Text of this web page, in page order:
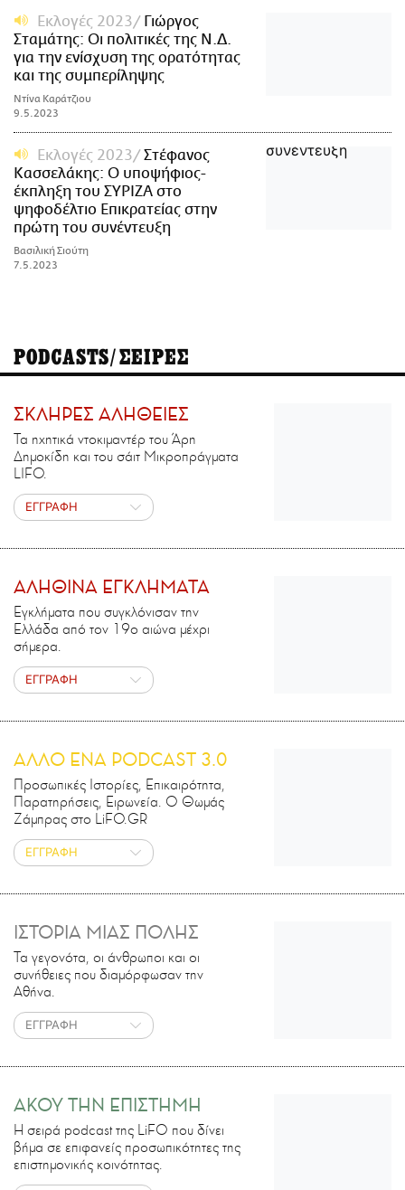
Εκλογές 2023
Γιώργος
Σταμάτης: Οι πολιτικές της Ν.Δ.
για την ενίσχυση της ορατότητας
και της συμπερίληψης
Ντίνα Καράτζιου
9.5.2023
Εκλογές 2023
Στέφανος
Κασσελάκης: Ο υποψήφιος-
έκπληξη του ΣΥΡΙΖΑ στο
ψηφοδέλτιο Επικρατείας στην
πρώτη του συνέντευξη
Βασιλική Σιούτη
7.5.2023
PODCASTS/ΣΕΙΡΕΣ
ΣΚΛΗΡΕΣ ΑΛΗΘΕΙΕΣ
Τα ηχητικά ντοκιμαντέρ του Άρη
Δημοκίδη και του σάιτ Μικροπράγματα
LIFO.
ΕΓΓΡΑΦΗ
ΑΛΗΘΙΝΑ ΕΓΚΛΗΜΑΤΑ
Εγκλήματα που συγκλόνισαν την
Ελλάδα από τον 19ο αιώνα μέχρι
σήμερα.
ΕΓΓΡΑΦΗ
ΑΛΛΟ ΕΝΑ PODCAST 3.0
Προσωπικές Ιστορίες, Επικαιρότητα,
Παρατηρήσεις, Ειρωνεία. Ο Θωμάς
Ζάμπρας στο LiFO.GR
ΕΓΓΡΑΦΗ
ΙΣΤΟΡΙΑ ΜΙΑΣ ΠΟΛΗΣ
Τα γεγονότα, οι άνθρωποι και οι
συνήθειες που διαμόρφωσαν την
Αθήνα.
ΕΓΓΡΑΦΗ
ΑΚΟΥ ΤΗΝ ΕΠΙΣΤΗΜΗ
H σειρά podcast της LiFO που δίνει
βήμα σε επιφανείς προσωπικότητες της
επιστημονικής κοινότητας.